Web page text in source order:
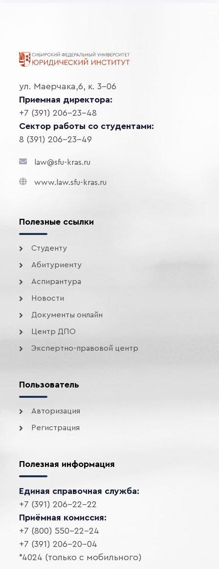
ул. Маерчака,6, к. 3-06
Приемная директора:
+7 (391) 206-23-48
Сектор работы со студентами:
8 (391) 206-23-49
law@sfu-kras.ru
www.law.sfu-kras.ru
Полезные ссылки
Студенту
Абитуриенту
Аспирантура
Новости
Документы онлайн
Центр ДПО
Экспертно-правовой центр
Пользователь
Авторизация
Регистрация
Полезная информация
Единая справочная служба:
+7 (391) 206-22-22
Приёмная комиссия:
+7 (800) 550-22-24
+7 (391) 206-20-04
*4024 (только с мобильного)